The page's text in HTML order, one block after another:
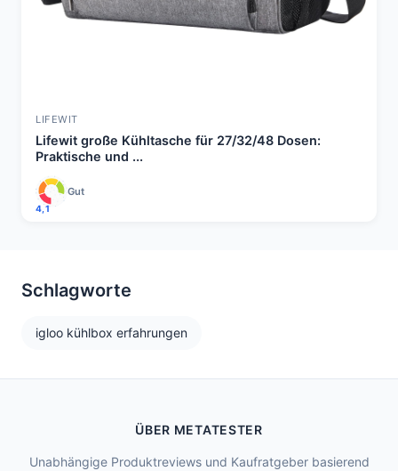
LIFEWIT
Lifewit große Kühltasche für 27/32/48 Dosen:
Praktische und ...
4,1
Gut
Schlagworte
igloo kühlbox erfahrungen
ÜBER METATESTER
Unabhängige Produktreviews und Kaufratgeber basierend